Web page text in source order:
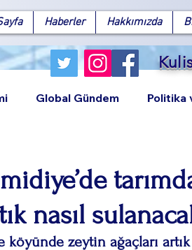
Haberler Hakkımızda
FacebookX
Global Gündem Politika
nasıl
köyünde zeytin ağaçları